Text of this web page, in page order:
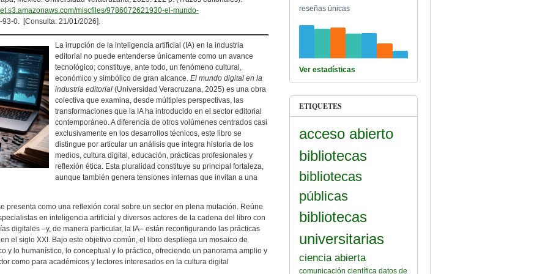
miscfiles/9786072621930-el-mundo-
93-0. [Consulta: 21/01/2026].
La irrupción de la inteligencia artificial (IA) en la industria
editorial no puede entenderse únicamente como un avance
tecnológico; constituye, ante todo, un fenómeno cultural,
económico y simbólico de gran alcance. El mundo digital en la
industria editorial (Universidad Veracruzana, 2025) es una obra
colectiva que examina, desde múltiples perspectivas, las
transformaciones que la IA ha introducido en el sector editorial
contemporáneo. A diferencia de otros volúmenes centrados casi
exclusivamente en los desarrollos técnicos, este libro se
distingue por articular un análisis que integra historia de los
medios, cultura digital, educación, prácticas profesionales y
reflexión ética. Esta pluralidad constituye su principal fortaleza,
aunque también genera tensiones internas que invitan a una
presenta como una reflexión coral sobre un sector en plena mutación. Reúne
en inteligencia artificial y diversos actores de la cadena del libro con
digitales –y, de manera particular, la IA– están reconfigurando las prácticas
el siglo XXI. Bajo este objetivo común, el libro despliega un mosaico de
y lo humanístico, lo conceptual y lo práctico, ofreciendo un panorama amplio y
como para académicos y lectores interesados en la cultura digital
reseñas únicas
Ver estadísticas
ETIQUETES
acceso abierto
bibliotecas
bibliotecas
públicas
bibliotecas
universitarias
ciencia abierta
comunicación científica datos de